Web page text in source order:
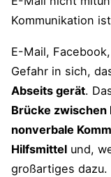
Videos zu
Video:
Kommunikation
E-Mail,
Gefahr in sich,
Abseits gerät.
Brücke zwischen
nonverbale
Hilfsmittel und,
großartiges dazu.